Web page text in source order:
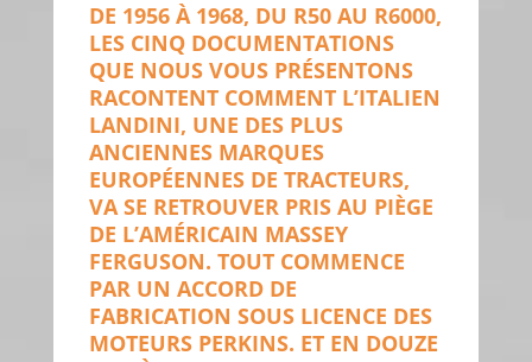
DE 1956 À 1968, DU R50 AU R6000,
LES CINQ DOCUMENTATIONS
QUE NOUS VOUS PRÉSENTONS
RACONTENT COMMENT L’ITALIEN
LANDINI, UNE DES PLUS
ANCIENNES MARQUES
EUROPÉENNES DE TRACTEURS,
VA SE RETROUVER PRIS AU PIÈGE
DE L’AMÉRICAIN MASSEY
FERGUSON. TOUT COMMENCE
PAR UN ACCORD DE
FABRICATION SOUS LICENCE DES
MOTEURS PERKINS. ET EN DOUZE